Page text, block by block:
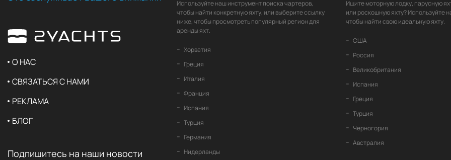
О НАС
СВЯЗАТЬСЯ С НАМИ
РЕКЛАМА
БЛОГ
Подпишитесь на наши новости
Используйте наш инструмент поиска чартеров,
чтобы найти конкретную яхту, или выберите ссылку
ниже, чтобы просмотреть популярный регион для
аренды яхт.
Хорватия
Греция
Италия
Франция
Испания
Турция
Германия
Нидерланды
Ищите моторную лодку, парусную
или роскошную яхту? Используйте
чтобы найти свою идеальную яхту.
США
Россия
Великобритания
Испания
Греция
Турция
Черногория
Австралия